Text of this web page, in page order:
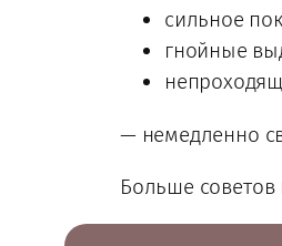
сильное
гнойные
— немедленно
Больше советов